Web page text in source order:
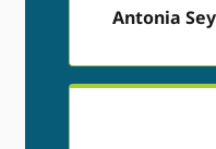
Antonia